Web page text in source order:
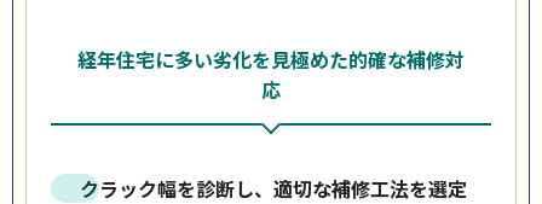
経年住宅に多い劣化を見極めた的確な補修対
応
クラック幅を診断し、適切な補修工法を選定